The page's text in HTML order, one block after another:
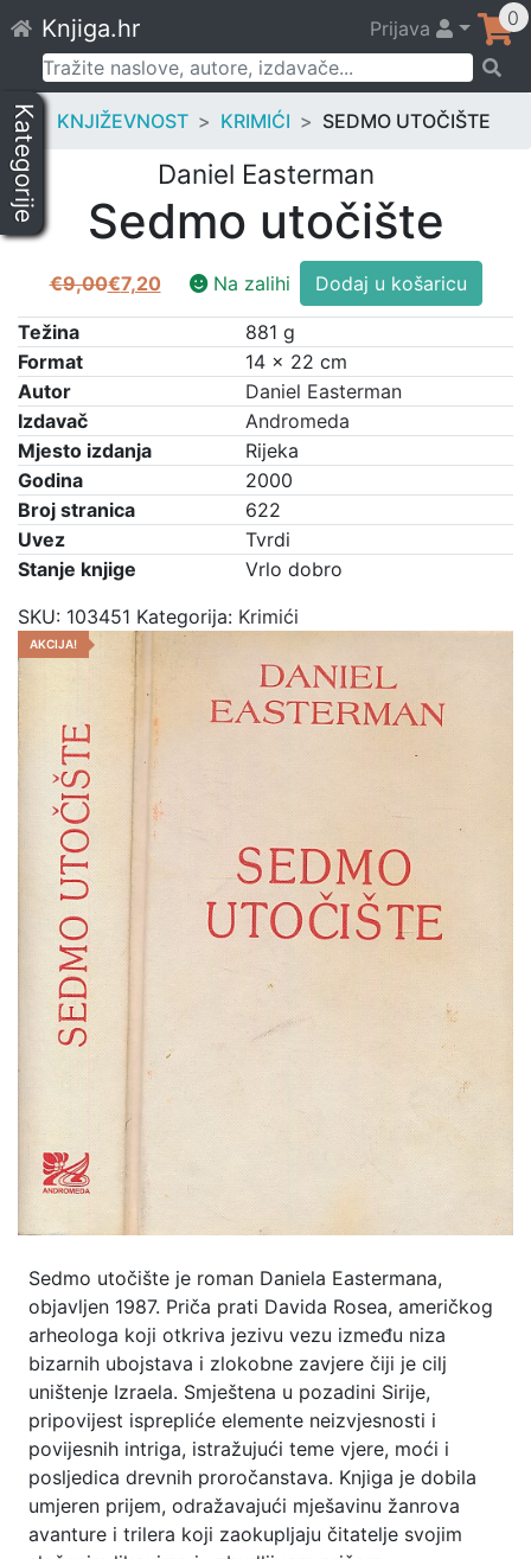
to
content
Knjiga.hr Prijava 0
Pretraži:
Kategorije KNJIŽEVNOST KRIMIĆI SEDMO UTOČIŠTE
Daniel Easterman
Sedmo utočište
€9,00
Izvorna
cijena
bila
je:
€9,00.
€7,20
Trenutna
cijena
je:
€7,20.
Na zalihi
Sedmo
utočište
Dodaj u košaricu
Težina
881 g
Format
14 × 22 cm
Autor
Daniel Easterman
Izdavač
Andromeda
Mjesto izdanja
Rijeka
Godina
2000
Broj stranica
622
Uvez
Tvrdi
Stanje knjige
Vrlo dobro
SKU: 103451 Kategorija: Krimići
AKCIJA!
Sedmo utočište je roman Daniela Eastermana,
objavljen 1987. Priča prati Davida Rosea, američkog
arheologa koji otkriva jezivu vezu između niza
bizarnih ubojstava i zlokobne zavjere čiji je cilj
uništenje Izraela. Smještena u pozadini Sirije,
pripovijest isprepliće elemente neizvjesnosti i
povijesnih intriga, istražujući teme vjere, moći i
posljedica drevnih proročanstava. Knjiga je dobila
umjeren prijem, odražavajući mješavinu žanrova
avanture i trilera koji zaokupljaju čitatelje svojim